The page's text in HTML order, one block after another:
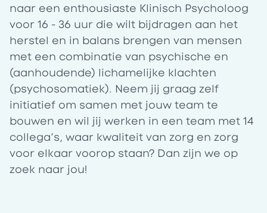
naar een enthousiaste Klinisch Psycholoog
voor 16 - 36 uur die wilt bijdragen aan het
herstel en in balans brengen van mensen
met een combinatie van psychische en
(aanhoudende) lichamelijke klachten
(psychosomatiek). Neem jij graag zelf
initiatief om samen met jouw team te
bouwen en wil jij werken in een team met 14
collega’s, waar kwaliteit van zorg en zorg
voor elkaar voorop staan? Dan zijn we op
zoek naar jou!